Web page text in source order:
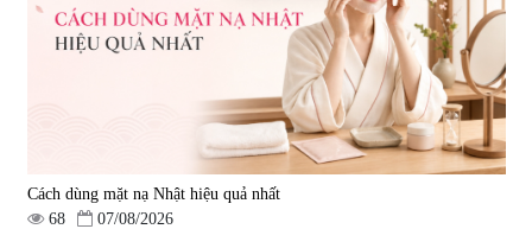
Cách dùng mặt nạ Nhật hiệu quả nhất
68
07/08/2026